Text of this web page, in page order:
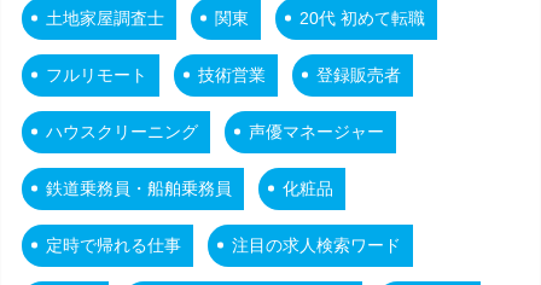
土地家屋調査士 関東 20代 初めて転職
フルリモート 技術営業 登録販売者
ハウスクリーニング 声優マネージャー
鉄道乗務員・船舶乗務員 化粧品
定時で帰れる仕事 注目の求人検索ワード